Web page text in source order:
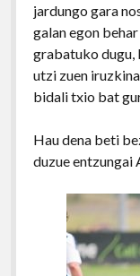
jardungo gara
galan egon
grabatuko dugu,
utzi zuen
bidali txio bat
Hau dena beti
duzue entzungai